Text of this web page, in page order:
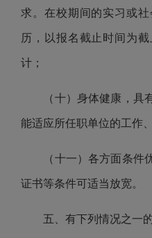
求。在校期间的实习或
历，以报名截止时间 为
计；
（十）身体健康，具
能适应所任职单位的工作
（十一）各方面条件
证书等条件可适当放宽。
五、有下列情况之一